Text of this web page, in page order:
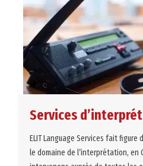
Services
ELIT Language Services fait figure
le domaine de l’interprétation, en